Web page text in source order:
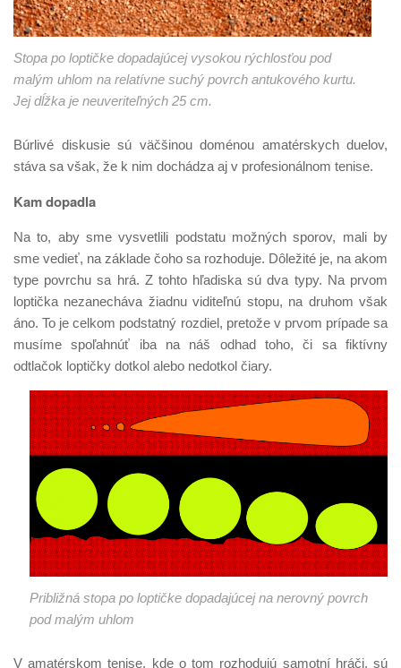
Stopa po loptičke dopadajúcej vysokou rýchlosťou pod
malým uhlom na relatívne suchý povrch antukového kurtu.
Jej dĺžka je neuveriteľných 25 cm.
Búrlivé diskusie sú väčšinou doménou amatérskych duelov,
stáva sa však, že k nim dochádza aj v profesionálnom tenise.
Kam dopadla
Na to, aby sme vysvetlili podstatu možných sporov, mali by
sme vedieť, na základe čoho sa rozhoduje. Dôležité je, na akom
type povrchu sa hrá. Z tohto hľadiska sú dva typy. Na prvom
loptička nezanecháva žiadnu viditeľnú stopu, na druhom však
áno. To je celkom podstatný rozdiel, pretože v prvom prípade sa
musíme spoľahnúť iba na náš odhad toho, či sa fiktívny
odtlačok loptičky dotkol alebo nedotkol čiary.
Približná stopa po loptičke dopadajúcej na nerovný povrch
pod malým uhlom
V amatérskom tenise, kde o tom rozhodujú samotní hráči, sú